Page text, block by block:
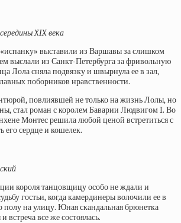
XIX века
выставили из Варшавы за слишком
выслали из Санкт-Петербурга за фривольную
Лола сняла подвязку и швырнула ее в зал,
поборников нравственности.
повлиявшей не только на жизнь Лолы, но
стал роман с королем Баварии Людвигом I. Во
Монтес решила любой ценой встретиться с
его сердце и кошелек.
короля танцовщицу особо не ждали и
гостьи, когда камердинеры волочили ее в
полу на улицу. Юная скандальная брюнетка
встреча все же состоялась.